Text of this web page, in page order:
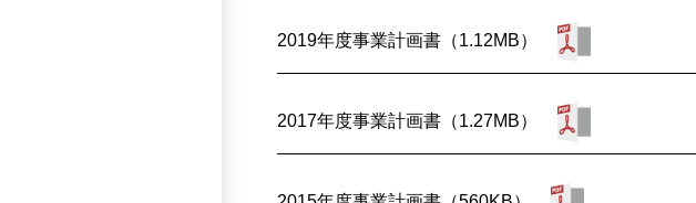
2019年度事業計画書（1.12MB）
2017年度事業計画書（1.27MB）